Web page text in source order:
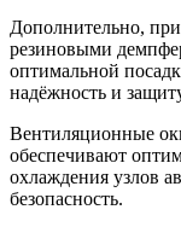
Дополнительно,
резиновыми
оптимальной
надёжность и
Вентиляционные
обеспечивают
охлаждения узлов
безопасность.